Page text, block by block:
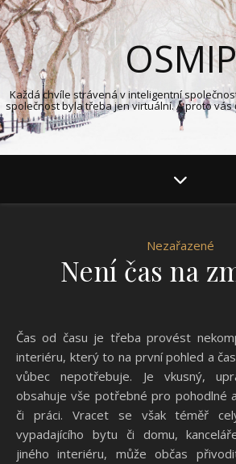
OSMIP
Každá chvíle strávená v inteligentní
společnost byla třeba jen virtuální. A proto vás
Nezařazené
Není čas na
Čas od času je třeba provést
interiéru, který to na první pohled a
vůbec nepotřebuje. Je vkusný,
obsahuje vše potřebné pro pohodlné
či práci. Vracet se však téměř
vypadajícího bytu či domu,
jiného interiéru, může občas